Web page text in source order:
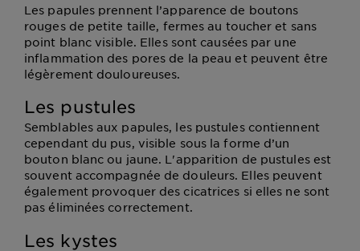
Les papules prennent l’apparence de boutons
rouges de petite taille, fermes au toucher et sans
point blanc visible. Elles sont causées par une
inflammation des pores de la peau et peuvent être
légèrement douloureuses.
Les pustules
Semblables aux papules, les pustules contiennent
cependant du pus, visible sous la forme d’un
bouton blanc ou jaune. L'apparition de pustules est
souvent accompagnée de douleurs. Elles peuvent
également provoquer des cicatrices si elles ne sont
pas éliminées correctement.
Les kystes